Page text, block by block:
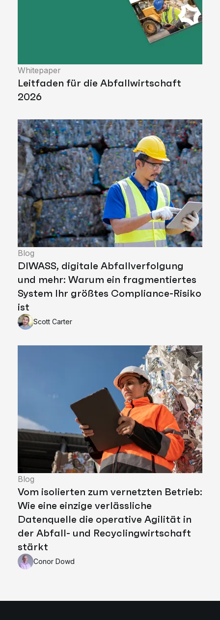
Whitepaper
Leitfaden für die Abfallwirtschaft
2026
Blog
DIWASS, digitale Abfallverfolgung
und mehr: Warum ein fragmentiertes
System Ihr größtes Compliance-Risiko
ist
Scott Carter
Blog
Vom isolierten zum vernetzten Betrieb:
Wie eine einzige verlässliche
Datenquelle die operative Agilität in
der Abfall- und Recyclingwirtschaft
stärkt
Conor Dowd